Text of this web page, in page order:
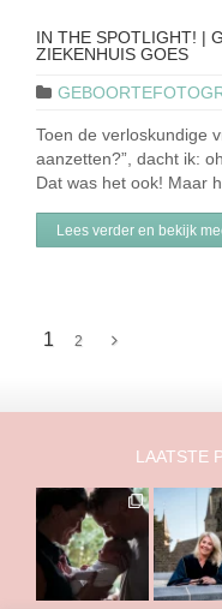
IN THE SPOTLIGHT! |
ZIEKENHUIS GOES
Toen de verloskundige
aanzetten?”, dacht ik:
Dat was het ook! Maar
Lees verder en bekijk
1 2
LAATSTE